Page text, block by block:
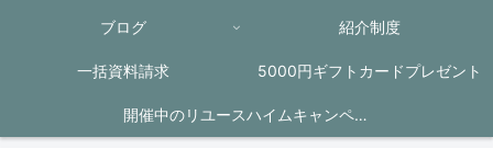
ブログ 紹介制度
一括資料請求 5000円ギフトカードプレゼント
開催中のリユースハイムキャンペー